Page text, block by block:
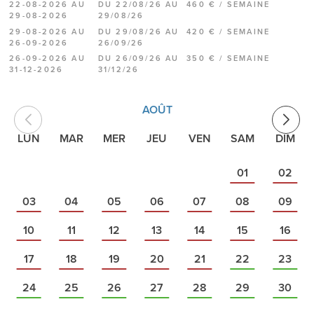
22-08-2026 AU
29-08-2026
DU 22/08/26 AU
29/08/26
460 € / SEMAINE
29-08-2026 AU
26-09-2026
DU 29/08/26 AU
26/09/26
420 € / SEMAINE
26-09-2026 AU
31-12-2026
DU 26/09/26 AU
31/12/26
350 € / SEMAINE
AOÛT
LUN
MAR MER JEU VEN SAM DIM
01
02
03
04 05 06 07 08
09
10
11 12 13 14 15
16
17
18 19 20 21 22
23
24
25 26 27 28 29
30